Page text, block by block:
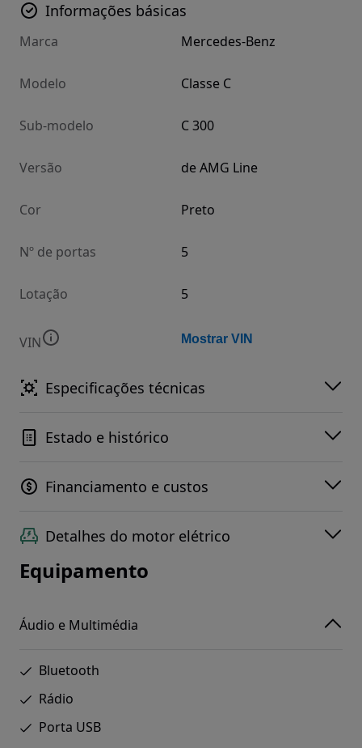
Informações básicas
Marca Mercedes-Benz
Modelo Classe C
Sub-modelo C 300
Versão de AMG Line
Cor Preto
Nº de portas 5
Lotação 5
VIN Mostrar VIN
Especificações técnicas
Estado e histórico
Financiamento e custos
Detalhes do motor elétrico
Equipamento
Áudio e Multimédia
Bluetooth
Rádio
Porta USB